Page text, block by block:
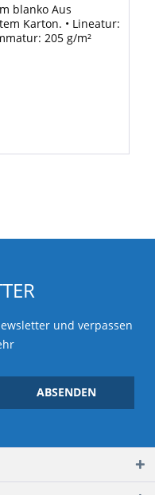
blanko Aus
Karton. • Lineatur:
205 g/m²
und verpassen
ABSENDEN